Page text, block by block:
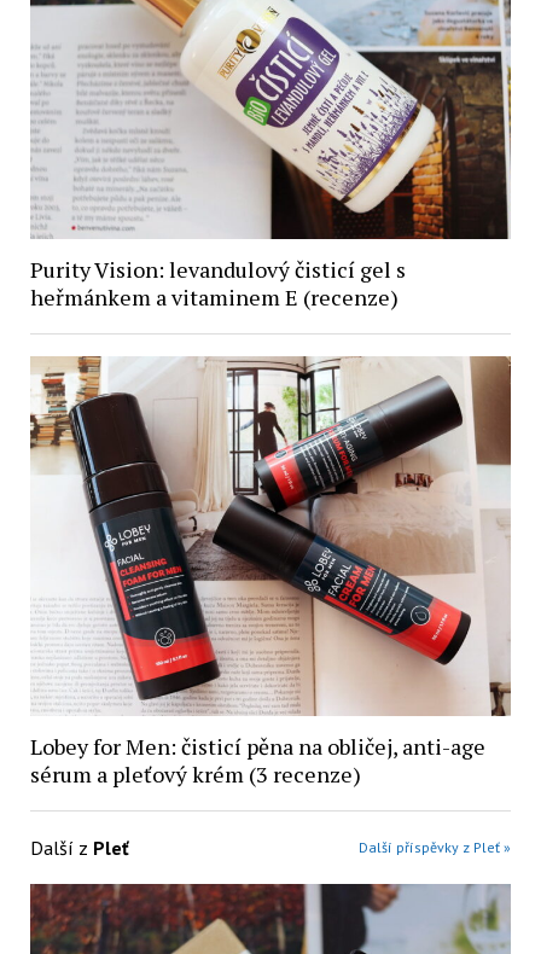
Purity Vision: levandulový čisticí gel s
heřmánkem a vitaminem E (recenze)
Lobey for Men: čisticí pěna na obličej, anti-age
sérum a pleťový krém (3 recenze)
Další z Pleť Další příspěvky z Pleť »